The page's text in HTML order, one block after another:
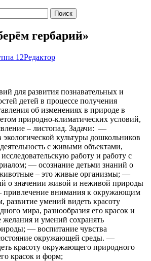
гербарий»
12Редактор
для развития познавательных и
детей в процессе получения
об изменениях в природе в
природно-климатических условий,
– листопад. Задачи: —
культуры дошкольников
с живыми объектами,
работу и работу с
— осознание детьми знаний о
– это живые организмы; —
о значении живой и неживой природы
привлечение внимания к окружающим
развитие умений видеть красоту
мира, разнообразия его красок и
и умений сохранять
— воспитание чувства
окружающей среды. —
красоту окружающего природного
красок и форм;